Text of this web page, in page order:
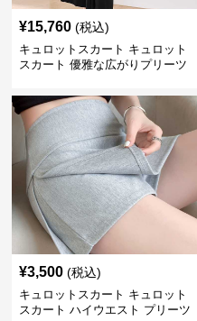
¥15,760 (税込)
キュロットスカート キュロット
スカート 優雅な広がりプリーツ
¥3,500 (税込)
キュロットスカート キュロット
スカート ハイウエスト プリーツ